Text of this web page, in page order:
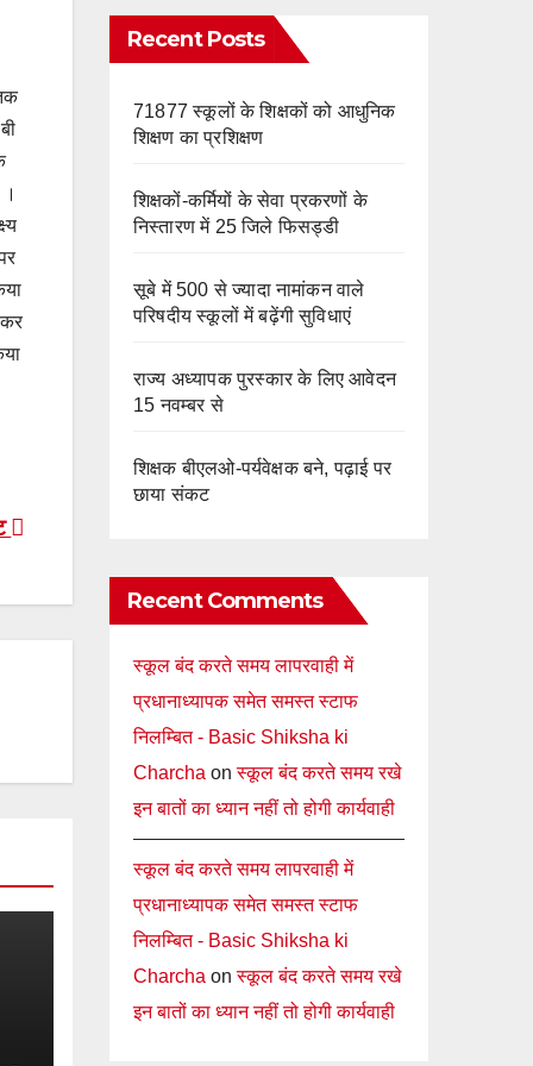
Recent Posts
71877 स्कूलों के शिक्षकों को आधुनिक
शिक्षण का प्रशिक्षण
शिक्षकों-कर्मियों के सेवा प्रकरणों के
निस्तारण में 25 जिले फिसड्डी
सूबे में 500 से ज्यादा नामांकन वाले
परिषदीय स्कूलों में बढ़ेंगी सुविधाएं
राज्य अध्यापक पुरस्कार के लिए आवेदन
15 नवम्बर से
शिक्षक बीएलओ-पर्यवेक्षक बने, पढ़ाई पर
छाया संकट
Recent Comments
स्कूल बंद करते समय लापरवाही में
प्रधानाध्यापक समेत समस्त स्टाफ
निलम्बित - Basic Shiksha ki
Charcha onस्कूल बंद करते समय रखे
इन बातों का ध्यान नहीं तो होगी कार्यवाही
स्कूल बंद करते समय लापरवाही में
प्रधानाध्यापक समेत समस्त स्टाफ
निलम्बित - Basic Shiksha ki
Charcha onस्कूल बंद करते समय रखे
इन बातों का ध्यान नहीं तो होगी कार्यवाही